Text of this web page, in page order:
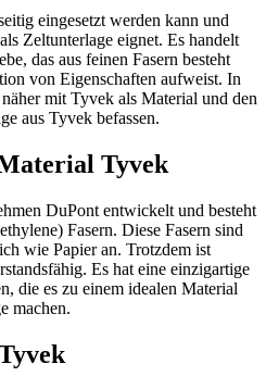
eingesetzt werden kann und
Zeltunterlage eignet. Es handelt
das aus feinen Fasern besteht
von Eigenschaften aufweist. In
mit Tyvek als Material und den
aus Tyvek befassen.
Tyvek
DuPont entwickelt und besteht
Fasern. Diese Fasern sind
wie Papier an. Trotzdem ist
Es hat eine einzigartige
die es zu einem idealen Material
machen.